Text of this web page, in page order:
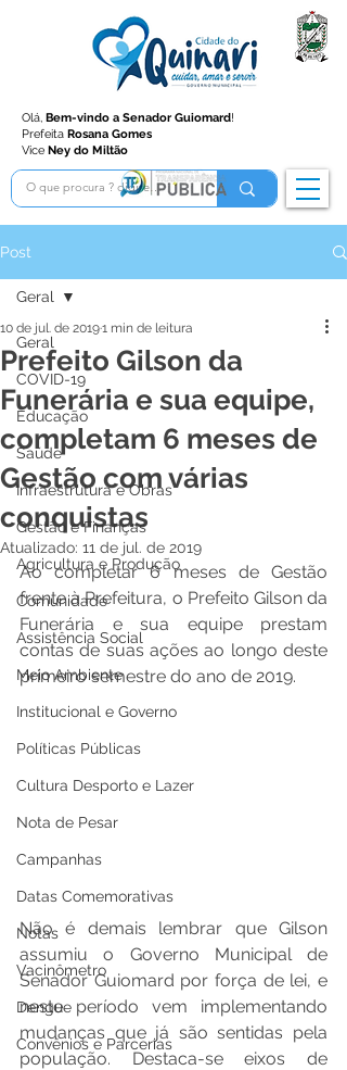
Olá, Bem-vindo a Senador Guiomard!
Prefeita Rosana Gomes
Vice Ney do Miltão
Post
Geral
COVID-19
Educação
Saúde
Infraestrutura e Obras
Gestão e Finanças
Agricultura e Produção
Comunidade
Assistência Social
Meio Ambiente
Institucional e Governo
Políticas Públicas
Cultura Desporto e Lazer
Nota de Pesar
Campanhas
Datas Comemorativas
Notas
Vacinômetro
Dengue
Convênios e Parcerias
Geral
Prefeito Gilson da
Funerária e sua equipe,
completam 6 meses de
Gestão com várias
conquistas
10 de jul. de 20191 min de leitura
Atualizado: 11 de jul. de 2019
Ao completar 6 meses de Gestão
frente à Prefeitura, o Prefeito Gilson da
Funerária e sua equipe prestam
contas de suas ações ao longo deste
primeiro semestre do ano de 2019.
Não é demais lembrar que Gilson
assumiu o Governo Municipal de
Senador Guiomard por força de lei, e
neste período vem implementando
mudanças que já são sentidas pela
população. Destaca-se eixos de